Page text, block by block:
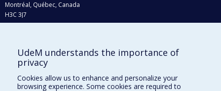
Montréal, Québec, Canada
H3C 3J7
Who does what?
Find us
UdeM understands the importance of
privacy
Cookies allow us to enhance and personalize your
browsing experience. Some cookies are required to